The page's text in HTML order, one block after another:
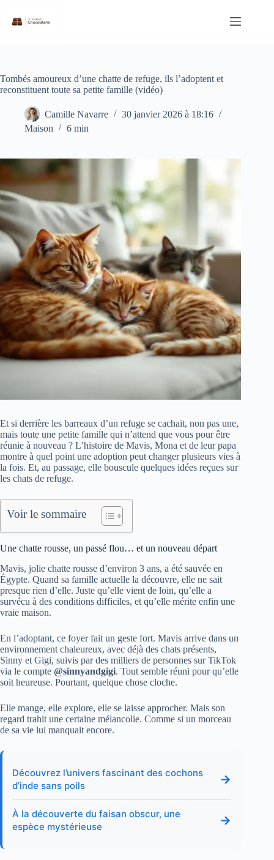
contenu
Tombés amoureux d’une chatte de refuge, ils l’adoptent et
reconstituent toute sa petite famille (vidéo)
Camille Navarre
30 janvier 2026 à 18:16
Maison
6 min
Et si derrière les barreaux d’un refuge se cachait, non pas une,
mais toute une petite famille qui n’attend que vous pour être
réunie à nouveau ? L’histoire de Mavis, Mona et de leur papa
montre à quel point une adoption peut changer plusieurs vies à
la fois. Et, au passage, elle bouscule quelques idées reçues sur
les chats de refuge.
Voir le sommaire
Une chatte rousse, un passé flou… et un nouveau départ
Mavis, jolie chatte rousse d’environ 3 ans, a été sauvée en
Égypte. Quand sa famille actuelle la découvre, elle ne sait
presque rien d’elle. Juste qu’elle vient de loin, qu’elle a
survécu à des conditions difficiles, et qu’elle mérite enfin une
vraie maison.
En l’adoptant, ce foyer fait un geste fort. Mavis arrive dans un
environnement chaleureux, avec déjà des chats présents,
Sinny et Gigi, suivis par des milliers de personnes sur TikTok
via le compte @sinnyandgigi. Tout semble réuni pour qu’elle
soit heureuse. Pourtant, quelque chose cloche.
Elle mange, elle explore, elle se laisse approcher. Mais son
regard trahit une certaine mélancolie. Comme si un morceau
de sa vie lui manquait encore.
Découvrez l’univers fascinant des cochons
d’inde sans poils
→
À la découverte du faisan obscur, une
espèce mystérieuse
→